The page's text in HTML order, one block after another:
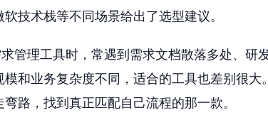
技术栈等不同场景给出了选型建议。
管理工具时，常遇到需求文档散落多处、研
和业务复杂度不同，适合的工具也差别很大
路，找到真正匹配自己流程的那一款。